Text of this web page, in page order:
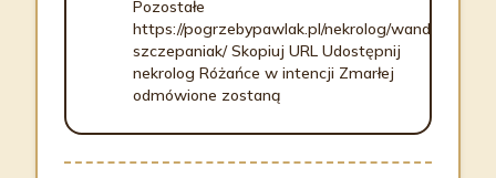
Pozostałe
https://pogrzebypawlak.pl/nekrolog/wanda-
szczepaniak/ Skopiuj URL Udostępnij
nekrolog Różańce w intencji Zmarłej
odmówione zostaną